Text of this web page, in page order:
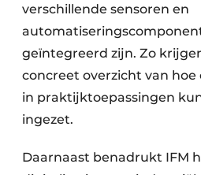
verschillende sensoren en
geïntegreerd zijn. Zo
concreet overzicht van
in praktijktoepassingen
ingezet.
Daarnaast benadrukt IFM